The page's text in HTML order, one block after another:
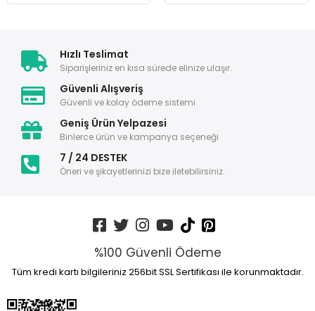
Hızlı Teslimat
Siparişleriniz en kısa sürede elinize ulaşır.
Güvenli Alışveriş
Güvenli ve kolay ödeme sistemi
Geniş Ürün Yelpazesi
Binlerce ürün ve kampanya seçeneği
7 / 24 DESTEK
Öneri ve şikayetlerinizi bize iletebilirsiniz.
%100 Güvenli Ödeme
Tüm kredi kartı bilgileriniz 256bit SSL Sertifikası ile korunmaktadır.